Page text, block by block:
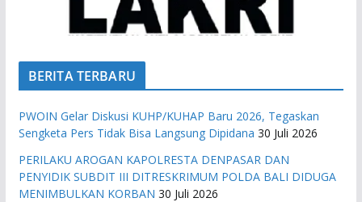
BERITA TERBARU
PWOIN Gelar Diskusi KUHP/KUHAP Baru 2026, Tegaskan
Sengketa Pers Tidak Bisa Langsung Dipidana 30 Juli 2026
PERILAKU AROGAN KAPOLRESTA DENPASAR DAN
PENYIDIK SUBDIT III DITRESKRIMUM POLDA BALI DIDUGA
MENIMBULKAN KORBAN 30 Juli 2026